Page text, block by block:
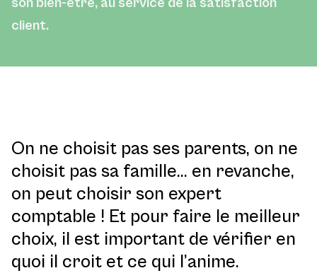
client.
On ne choisit pas ses parents, on ne
choisit pas sa famille… en revanche,
on peut choisir son expert
comptable ! Et pour faire le meilleur
choix, il est important de vérifier en
quoi il croit et ce qui l’anime.